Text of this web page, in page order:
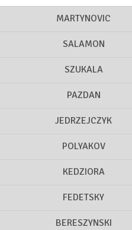
MARTYNOVIC
SALAMON
SZUKALA
PAZDAN
JEDRZEJCZYK
POLYAKOV
KEDZIORA
FEDETSKY
BERESZYNSKI